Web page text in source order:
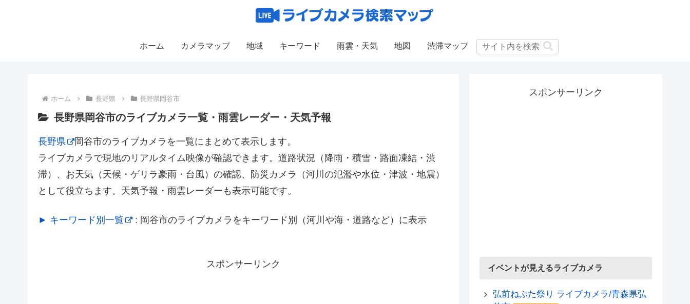
ホーム カメラマップ 地域 キーワード 雨雲・天気 地図 渋滞マップ
ホーム 長野県 長野県岡谷市
長野県岡谷市のライブカメラ一覧・雨雲レーダー・天気予報
長野県
岡谷市のライブカメラを一覧にまとめて表示します。
ライブカメラで現地のリアルタイム映像が確認できます。道路状況（降雨・積雪・路面凍結・渋
滞）、お天気（天候・ゲリラ豪雨・台風）の確認、防災カメラ（河川の氾濫や水位・津波・地震）
として役立ちます。天気予報・雨雲レーダーも表示可能です。
► キーワード別一覧 : 岡谷市のライブカメラをキーワード別（河川や海・道路など）に表示
スポンサーリンク
スポンサーリンク
イベントが見えるライブカメラ
弘前ねぷた祭り ライブカメラ/青森県弘